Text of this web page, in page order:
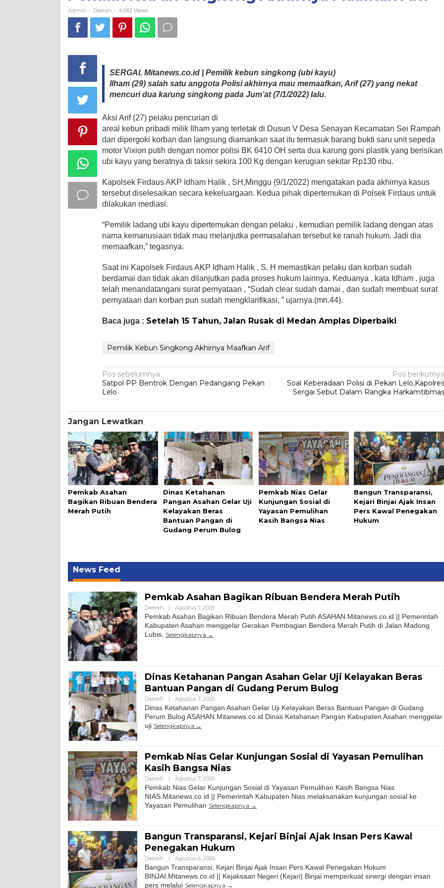
Admin - Daerah - 4,562 Views
SERGAI, Mitanews.co.id | Pemilik kebun singkong (ubi kayu)
Ilham (29) salah satu anggota Polisi akhirnya mau memaafkan, Arif (27) yang nekat
mencuri dua karung singkong pada Jum’at (7/1/2022) lalu.
Aksi Arif (27) pelaku pencurian di
areal kebun pribadi milik Ilham yang terletak di Dusun V Desa Senayan Kecamatan Sei Rampah
dan dipergoki korban dan langsung diamankan saat itu termasuk barang bukti saru unit sepeda
motor Vixion putih dengan nomor polisi BK 6410 OH serta dua karung goni plastik yang berisikan
ubi kayu yang beratnya di taksir sekira 100 Kg dengan kerugian sekitar Rp130 ribu.
Kapolsek Firdaus AKP Idham Halik , SH,Minggu (9/1/2022) mengatakan pada akhirnya kasus
tersebut diselesaikan secara kekeluargaan. Kedua pihak dipertemukan di Polsek Firdaus untuk
dilakukan mediasi.
“Pemilik ladang ubi kayu dipertemukan dengan pelaku , kemudian pemilik ladang dengan atas
nama kemanusiaan tidak mau melanjutka permasalahan tersebut ke ranah hukum. Jadi dia
memaafkan,” tegasnya.
Saat ini Kapolsek Firdaus AKP Idham Halik , S. H memastikan pelaku dan korban sudah
berdamai dan tidak akan dilanjutkan pada proses hukum lainnya. Keduanya , kata Idham , juga
telah menandatangani surat pernyataan , “Sudah clear sudah damai , dan sudah membuat surat
pernyataan dan korban pun sudah mengklarifikasi, ” ujarnya.(mn.44).
Baca juga : Setelah 15 Tahun, Jalan Rusak di Medan Amplas Diperbaiki
Pemilik Kebun Singkong Akhirnya Maafkan Arif
Navigasi
pos
Pos sebelumnya
Satpol PP Bentrok Dengan Pedangang Pekan
Lelo
Pos berikutnya
Soal Keberadaan Polisi di Pekan Lelo,Kapolres
Sergai Sebut Dalam Rangka Harkamtibmas
Jangan Lewatkan
Pemkab Asahan
Bagikan Ribuan Bendera
Merah Putih
Dinas Ketahanan
Pangan Asahan Gelar Uji
Kelayakan Beras
Bantuan Pangan di
Gudang Perum Bulog
Pemkab Nias Gelar
Kunjungan Sosial di
Yayasan Pemulihan
Kasih Bangsa Nias
Bangun Transparansi,
Kejari Binjai Ajak Insan
Pers Kawal Penegakan
Hukum
News Feed
Pemkab Asahan Bagikan Ribuan Bendera Merah Putih
Daerah | Agustus 7, 2026
Pemkab Asahan Bagikan Ribuan Bendera Merah Putih ASAHAN.Mitanews.co.id || Pemerintah
Kabupaten Asahan menggelar Gerakan Pembagian Bendera Merah Putih di Jalan Madong
Lubis, Selengkapnya
Dinas Ketahanan Pangan Asahan Gelar Uji Kelayakan Beras
Bantuan Pangan di Gudang Perum Bulog
Daerah | Agustus 7, 2026
Dinas Ketahanan Pangan Asahan Gelar Uji Kelayakan Beras Bantuan Pangan di Gudang
Perum Bulog ASAHAN.Mitanews.co.id Dinas Ketahanan Pangan Kabupaten Asahan menggelar
uji Selengkapnya
Pemkab Nias Gelar Kunjungan Sosial di Yayasan Pemulihan
Kasih Bangsa Nias
Daerah | Agustus 7, 2026
Pemkab Nias Gelar Kunjungan Sosial di Yayasan Pemulihan Kasih Bangsa Nias
NIAS.Mitanews.co.id || Pemerintah Kabupaten Nias melaksanakan kunjungan sosial ke
Yayasan Pemulihan Selengkapnya
Bangun Transparansi, Kejari Binjai Ajak Insan Pers Kawal
Penegakan Hukum
Daerah | Agustus 6, 2026
Bangun Transparansi, Kejari Binjai Ajak Insan Pers Kawal Penegakan Hukum
BINJAI.Mitanews.co.id || Kejaksaan Negeri (Kejari) Binjai memperkuat sinergi dengan insan
pers melalui Selengkapnya